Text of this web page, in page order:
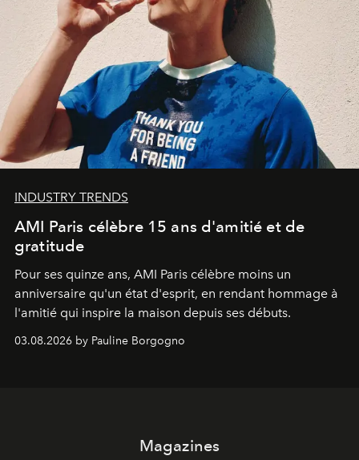
INDUSTRY TRENDS
AMI Paris célèbre 15 ans d'amitié et de
gratitude
Pour ses quinze ans, AMI Paris célèbre moins un
anniversaire qu'un état d'esprit, en rendant hommage à
l'amitié qui inspire la maison depuis ses débuts.
03.08.2026 by Pauline Borgogno
Magazines